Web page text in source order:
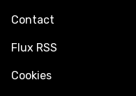
Contact
Flux RSS
Cookies